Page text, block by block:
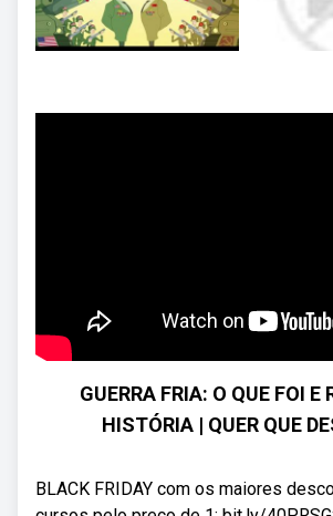
GUERRA FRIA: O QUE FOI E
HISTÓRIA | QUER QUE
BLACK FRIDAY com os maiores